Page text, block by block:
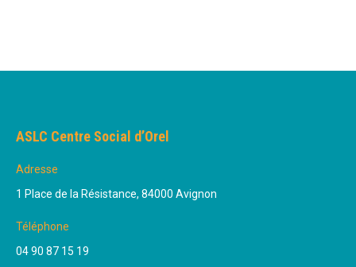
ASLC Centre Social d’Orel
Adresse
1 Place de la Résistance, 84000 Avignon
Téléphone
04 90 87 15 19